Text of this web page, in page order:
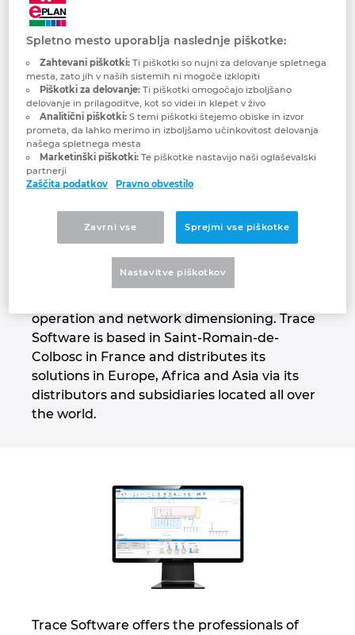
Trace Software
International
that has been developing software solutions
for the electrical engineering for over 30
years. It has an unique expertise in the
design and calculation of electrical and
operation and network dimensioning. Trace
Software is based in Saint-Romain-de-
Colbosc in France and distributes its
solutions in Europe, Africa and Asia via its
distributors and subsidiaries located all over
the world.
Trace Software offers the professionals of
Gradbena tehnologija
Izkušnje uporabnikov
Konfiguracije
PDM / PLM Integration
EPLAN Data Portal
EPLAN Education za šole
EPLAN Education za študente
EPLAN Collaboration Apps
Brunej
Bulgarija
Češka Republika
Čile
Danska
Grčija
Hrvaška
Indija
Spletno mesto uporablja naslednje piškotke:
Zahtevani piškotki:Ti piškotki so nujni za delovanje spletnega
mesta, zato jih v naših sistemih ni mogoče izklopiti
Piškotki za delovanje:Ti piškotki omogočajo izboljšano
delovanje in prilagoditve, kot so videi in klepet v živo
Analitični piškotki:S temi piškotki štejemo obiske in izvor
prometa, da lahko merimo in izboljšamo učinkovitost delovanja
našega spletnega mesta
Marketinški piškotki:Te piškotke nastavijo naši oglaševalski
partnerji
Zaščita podatkov
Pravno obvestilo
Zavrni vse Sprejmi vse piškotke
Nastavitve piškotkov